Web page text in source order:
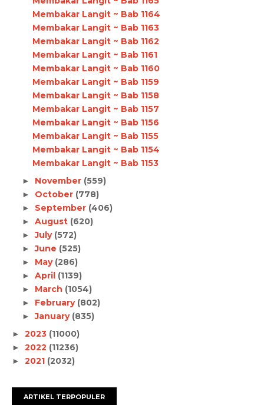
Membakar Langit ~ Bab 1164
Membakar Langit ~ Bab 1163
Membakar Langit ~ Bab 1162
Membakar Langit ~ Bab 1161
Membakar Langit ~ Bab 1160
Membakar Langit ~ Bab 1159
Membakar Langit ~ Bab 1158
Membakar Langit ~ Bab 1157
Membakar Langit ~ Bab 1156
Membakar Langit ~ Bab 1155
Membakar Langit ~ Bab 1154
Membakar Langit ~ Bab 1153
► November (559)
► October (778)
► September (406)
► August (620)
►July (572)
►June (525)
► May (286)
► April (1139)
► March (1054)
► February (802)
►January (835)
► 2023 (11000)
► 2022 (11236)
► 2021 (2032)
ARTIKEL TERPOPULER